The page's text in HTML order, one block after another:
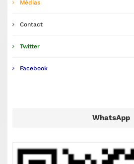
Médias
Contact
Twitter
Facebook
WhatsApp